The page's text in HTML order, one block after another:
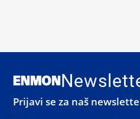
Prijavi se za naš